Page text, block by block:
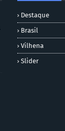
Destaque
Brasil
Vilhena
Slider